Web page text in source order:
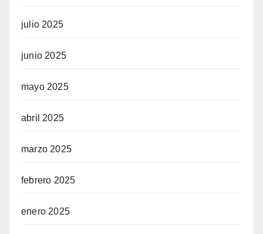
julio 2025
junio 2025
mayo 2025
abril 2025
marzo 2025
febrero 2025
enero 2025